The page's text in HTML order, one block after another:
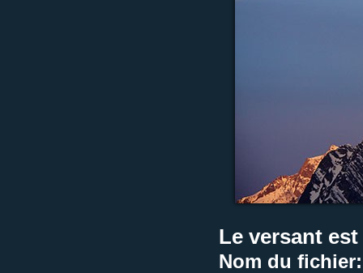
Le versant
Nom du fichier: